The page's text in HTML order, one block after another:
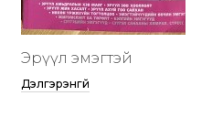
Эрүүл эмэгтэй
Дэлгэрэнгүй